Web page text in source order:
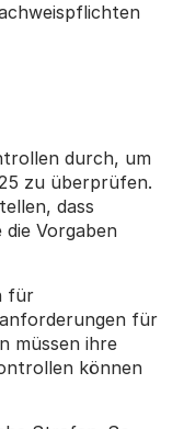
durch, um
zu überprüfen.
dass
Vorgaben
für
für
müssen ihre
können